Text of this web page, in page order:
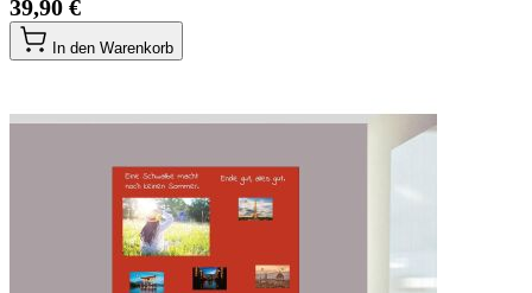
39,90 €
In den Warenkorb